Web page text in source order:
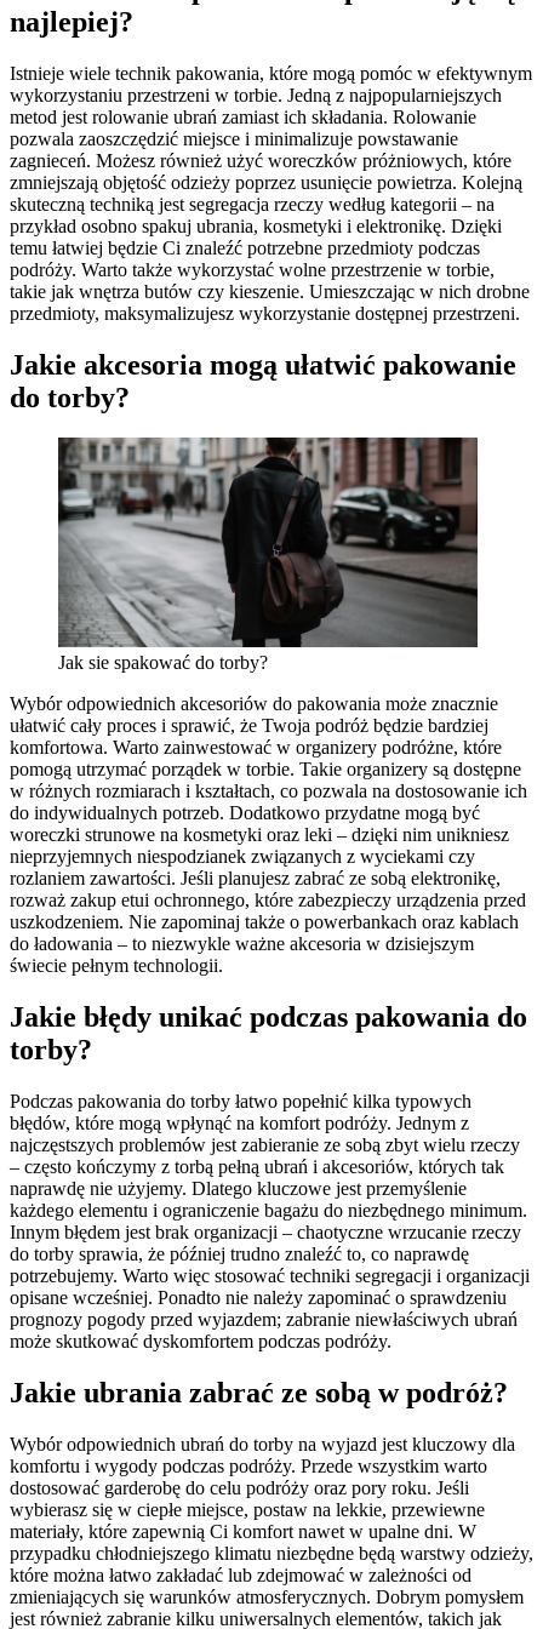
najlepiej?
Istnieje wiele technik pakowania, które mogą pomóc w efektywnym
wykorzystaniu przestrzeni w torbie. Jedną z najpopularniejszych
metod jest rolowanie ubrań zamiast ich składania. Rolowanie
pozwala zaoszczędzić miejsce i minimalizuje powstawanie
zagnieceń. Możesz również użyć woreczków próżniowych, które
zmniejszają objętość odzieży poprzez usunięcie powietrza. Kolejną
skuteczną techniką jest segregacja rzeczy według kategorii – na
przykład osobno spakuj ubrania, kosmetyki i elektronikę. Dzięki
temu łatwiej będzie Ci znaleźć potrzebne przedmioty podczas
podróży. Warto także wykorzystać wolne przestrzenie w torbie,
takie jak wnętrza butów czy kieszenie. Umieszczając w nich drobne
przedmioty, maksymalizujesz wykorzystanie dostępnej przestrzeni.
Jakie akcesoria mogą ułatwić pakowanie
do torby?
Jak sie spakować do torby?
Wybór odpowiednich akcesoriów do pakowania może znacznie
ułatwić cały proces i sprawić, że Twoja podróż będzie bardziej
komfortowa. Warto zainwestować w organizery podróżne, które
pomogą utrzymać porządek w torbie. Takie organizery są dostępne
w różnych rozmiarach i kształtach, co pozwala na dostosowanie ich
do indywidualnych potrzeb. Dodatkowo przydatne mogą być
woreczki strunowe na kosmetyki oraz leki – dzięki nim unikniesz
nieprzyjemnych niespodzianek związanych z wyciekami czy
rozlaniem zawartości. Jeśli planujesz zabrać ze sobą elektronikę,
rozważ zakup etui ochronnego, które zabezpieczy urządzenia przed
uszkodzeniem. Nie zapominaj także o powerbankach oraz kablach
do ładowania – to niezwykle ważne akcesoria w dzisiejszym
świecie pełnym technologii.
Jakie błędy unikać podczas pakowania do
torby?
Podczas pakowania do torby łatwo popełnić kilka typowych
błędów, które mogą wpłynąć na komfort podróży. Jednym z
najczęstszych problemów jest zabieranie ze sobą zbyt wielu rzeczy
– często kończymy z torbą pełną ubrań i akcesoriów, których tak
naprawdę nie użyjemy. Dlatego kluczowe jest przemyślenie
każdego elementu i ograniczenie bagażu do niezbędnego minimum.
Innym błędem jest brak organizacji – chaotyczne wrzucanie rzeczy
do torby sprawia, że później trudno znaleźć to, co naprawdę
potrzebujemy. Warto więc stosować techniki segregacji i organizacji
opisane wcześniej. Ponadto nie należy zapominać o sprawdzeniu
prognozy pogody przed wyjazdem; zabranie niewłaściwych ubrań
może skutkować dyskomfortem podczas podróży.
Jakie ubrania zabrać ze sobą w podróż?
Wybór odpowiednich ubrań do torby na wyjazd jest kluczowy dla
komfortu i wygody podczas podróży. Przede wszystkim warto
dostosować garderobę do celu podróży oraz pory roku. Jeśli
wybierasz się w ciepłe miejsce, postaw na lekkie, przewiewne
materiały, które zapewnią Ci komfort nawet w upalne dni. W
przypadku chłodniejszego klimatu niezbędne będą warstwy odzieży,
które można łatwo zakładać lub zdejmować w zależności od
zmieniających się warunków atmosferycznych. Dobrym pomysłem
jest również zabranie kilku uniwersalnych elementów, takich jak